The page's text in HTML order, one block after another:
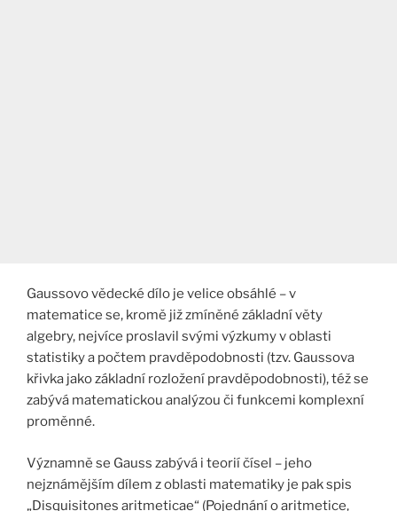
Gaussovo vědecké dílo je velice obsáhlé – v
matematice se, kromě již zmíněné základní věty
algebry, nejvíce proslavil svými výzkumy v oblasti
statistiky a počtem pravděpodobnosti (tzv. Gaussova
křivka jako základní rozložení pravděpodobnosti), též se
zabývá matematickou analýzou či funkcemi komplexní
proměnné.
Významně se Gauss zabývá i teorií čísel – jeho
nejznámějším dílem z oblasti matematiky je pak spis
„Disquisitones aritmeticae“ (Pojednání o aritmetice,